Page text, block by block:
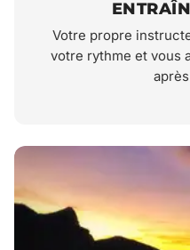
Votre propre
votre rythme et vous